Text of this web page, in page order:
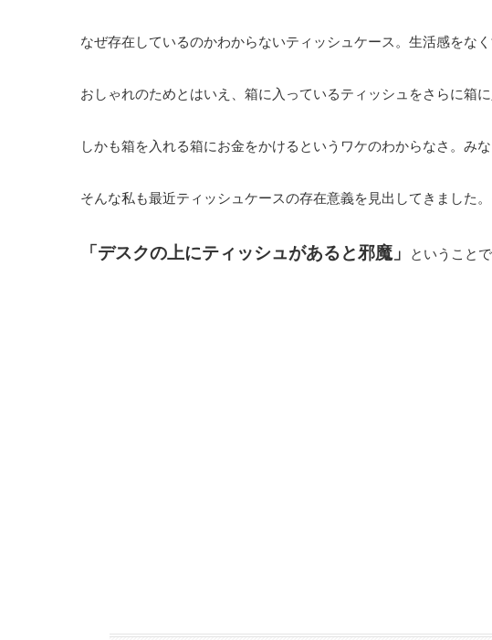
なぜ存在しているのかわからないティッシュケース。生活感をな
おしゃれのためとはいえ、箱に入っているティッシュをさらに箱
しかも箱を入れる箱にお金をかけるというワケのわからなさ。み
そんな私も最近ティッシュケースの存在意義を見出してきました。
「デスクの上にティッシュがあると邪魔」 ということで